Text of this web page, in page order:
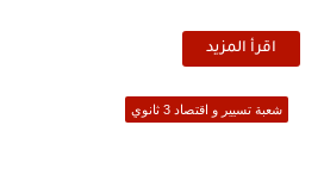
اقرأ المزيد
شعبة تسيير و اقتصاد 3 ثانوي